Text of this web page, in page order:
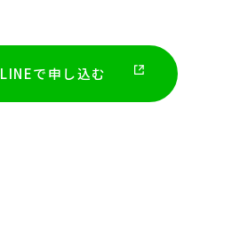
LINEで申し込む